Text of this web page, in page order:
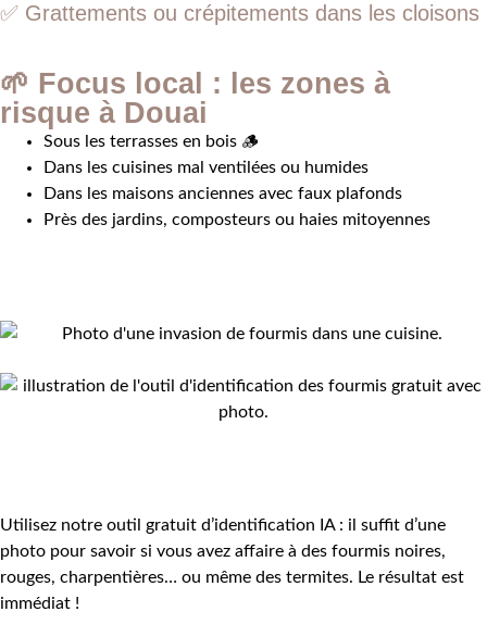
✅ Grattements ou crépitements dans les cloisons
🌱 Focus local : les zones à
risque à Douai
Sous les terrasses en bois 🪵
Dans les cuisines mal ventilées ou humides
Dans les maisons anciennes avec faux plafonds
Près des jardins, composteurs ou haies mitoyennes
Utilisez notre outil gratuit d’identification IA : il suffit d’une
photo pour savoir si vous avez affaire à des fourmis noires,
rouges, charpentières… ou même des termites. Le résultat est
immédiat !